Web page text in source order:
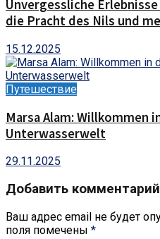
Unvergessliche
die Pracht des Nils und
15.12.2025
Путешествие
Marsa Alam: Willkommen
Unterwasserwelt
29.11.2025
Добавить комментарий
Ваш адрес email не будет
поля помечены *